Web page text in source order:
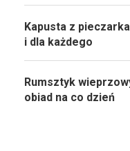
Kapusta z
i dla każdego
Rumsztyk
obiad na co dzień